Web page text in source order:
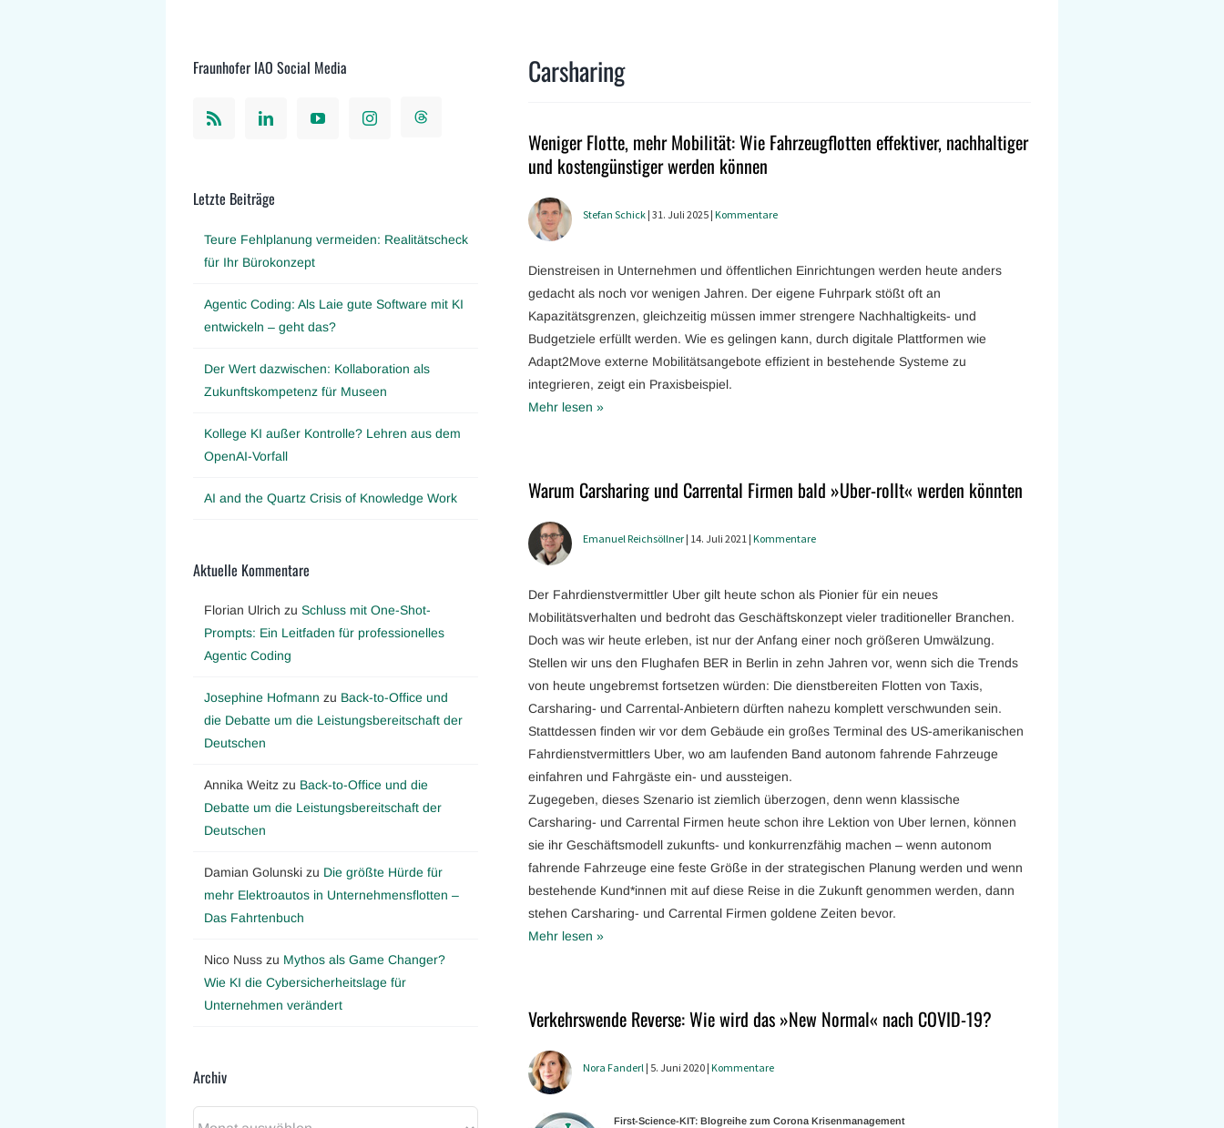
Carsharing
Weniger Flotte, mehr Mobilität: Wie Fahrzeugflotten effektiver, nachhaltiger
und kostengünstiger werden können
Stefan Schick | 31. Juli 2025 | Kommentare
Dienstreisen in Unternehmen und öffentlichen Einrichtungen werden heute anders
gedacht als noch vor wenigen Jahren. Der eigene Fuhrpark stößt oft an
Kapazitätsgrenzen, gleichzeitig müssen immer strengere Nachhaltigkeits- und
Budgetziele erfüllt werden. Wie es gelingen kann, durch digitale Plattformen wie
Adapt2Move externe Mobilitätsangebote effizient in bestehende Systeme zu
integrieren, zeigt ein Praxisbeispiel.
Mehr lesen »
Warum Carsharing und Carrental Firmen bald »Uber-rollt« werden könnten
Emanuel Reichsöllner | 14. Juli 2021 | Kommentare
Der Fahrdienstvermittler Uber gilt heute schon als Pionier für ein neues
Mobilitätsverhalten und bedroht das Geschäftskonzept vieler traditioneller Branchen.
Doch was wir heute erleben, ist nur der Anfang einer noch größeren Umwälzung.
Stellen wir uns den Flughafen BER in Berlin in zehn Jahren vor, wenn sich die Trends
von heute ungebremst fortsetzen würden: Die dienstbereiten Flotten von Taxis,
Carsharing- und Carrental-Anbietern dürften nahezu komplett verschwunden sein.
Stattdessen finden wir vor dem Gebäude ein großes Terminal des US-amerikanischen
Fahrdienstvermittlers Uber, wo am laufenden Band autonom fahrende Fahrzeuge
einfahren und Fahrgäste ein- und aussteigen.
Zugegeben, dieses Szenario ist ziemlich überzogen, denn wenn klassische
Carsharing- und Carrental Firmen heute schon ihre Lektion von Uber lernen, können
sie ihr Geschäftsmodell zukunfts- und konkurrenzfähig machen – wenn autonom
fahrende Fahrzeuge eine feste Größe in der strategischen Planung werden und wenn
bestehende Kund*innen mit auf diese Reise in die Zukunft genommen werden, dann
stehen Carsharing- und Carrental Firmen goldene Zeiten bevor.
Mehr lesen »
Verkehrswende Reverse: Wie wird das »New Normal« nach COVID-19?
Nora Fanderl | 5. Juni 2020 | Kommentare
First-Science-KIT: Blogreihe zum Corona Krisenmanagement
Fraunhofer IAO Social Media
Letzte Beiträge
Teure Fehlplanung vermeiden: Realitätscheck
für Ihr Bürokonzept
Agentic Coding: Als Laie gute Software mit KI
entwickeln – geht das?
Der Wert dazwischen: Kollaboration als
Zukunftskompetenz für Museen
Kollege KI außer Kontrolle? Lehren aus dem
OpenAI-Vorfall
AI and the Quartz Crisis of Knowledge Work
Aktuelle Kommentare
Florian Ulrich zu Schluss mit One-Shot-
Prompts: Ein Leitfaden für professionelles
Agentic Coding
Josephine Hofmann zu Back-to-Office und
die Debatte um die Leistungsbereitschaft der
Deutschen
Annika Weitz zu Back-to-Office und die
Debatte um die Leistungsbereitschaft der
Deutschen
Damian Golunski zu Die größte Hürde für
mehr Elektroautos in Unternehmensflotten –
Das Fahrtenbuch
Nico Nuss zu Mythos als Game Changer?
Wie KI die Cybersicherheitslage für
Unternehmen verändert
Archiv